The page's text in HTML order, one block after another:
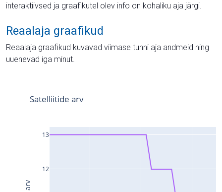
interaktiivsed ja graafikutel olev info on kohaliku aja järgi.
Reaalaja graafikud
Reaalaja graafikud kuvavad viimase tunni aja andmeid ning
uuenevad iga minut.